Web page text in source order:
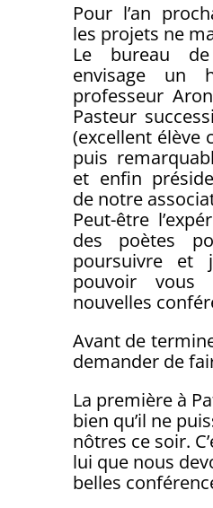
Pour l’an
les projets ne
Le bureau de
envisage un
professeur
Pasteur
(excellent élève
puis
et enfin
de notre
Peut-être
des poètes
poursuivre et
pouvoir vous
nouvelles
Avant de
demander de
La première à
bien qu’il ne
nôtres ce soir.
lui que nous
belles